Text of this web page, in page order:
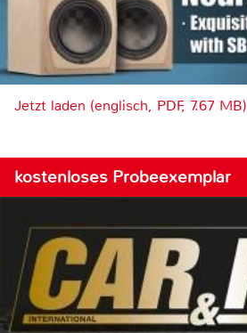
Jetzt laden (englisch, PDF, 7.67 MB)
kostenloses Probeexemplar